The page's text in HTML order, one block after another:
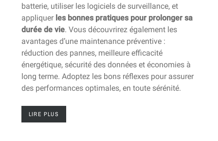
batterie, utiliser les logiciels de surveillance, et
appliquer les bonnes pratiques pour prolonger sa
durée de vie. Vous découvrirez également les
avantages d’une maintenance préventive :
réduction des pannes, meilleure efficacité
énergétique, sécurité des données et économies à
long terme. Adoptez les bons réflexes pour assurer
des performances optimales, en toute sérénité.
LIRE PLUS